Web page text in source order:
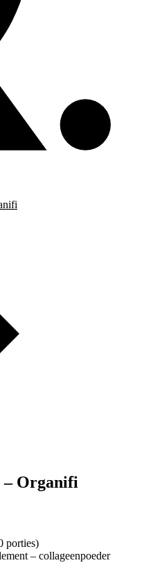
Organifi
porties)
– collageenpoeder